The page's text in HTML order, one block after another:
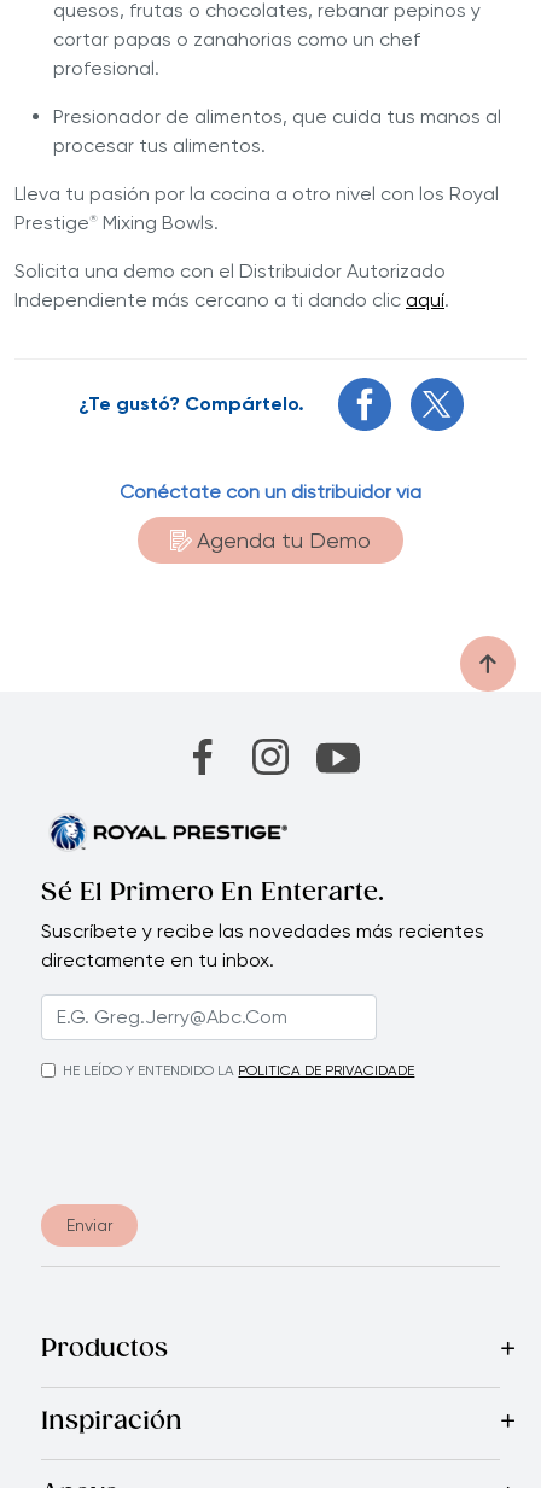
quesos, frutas o chocolates, rebanar pepinos y
cortar papas o zanahorias como un chef
profesional.
Presionador de alimentos, que cuida tus manos al
procesar tus alimentos.
Lleva tu pasión por la cocina a otro nivel con los Royal
Prestige® Mixing Bowls.
Solicita una demo con el Distribuidor Autorizado
Independiente más cercano a ti dando clic aquí.
¿Te gustó? Compártelo.
Conéctate con un distribuidor vía
Agenda tu Demo
Sé El Primero En Enterarte.
Suscríbete y recibe las novedades más recientes
directamente en tu inbox.
HE LEÍDO Y ENTENDIDO LA POLITICA DE PRIVACIDADE
Enviar
Productos
Mas VendidosCocinaElectrodomésticosCubiertos
Inspiración
RecetasBlogRevista Royal PrestigePrograma de